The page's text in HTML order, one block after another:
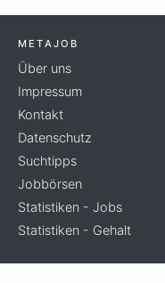
METAJOB
Über uns
Impressum
Kontakt
Datenschutz
Suchtipps
Jobbörsen
Statistiken - Jobs
Statistiken - Gehalt